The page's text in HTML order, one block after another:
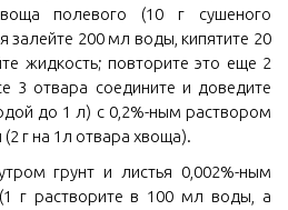
полевого (10 г сушеного
залейте 200 мл воды, кипятите 20
жидкость; повторите это еще 2
3 отвара соедините и доведите
до 1 л) с 0,2%-ным раствором
г на 1л отвара хвоща).
грунт и листья 0,002%-ным
г растворите в 100 мл воды, а